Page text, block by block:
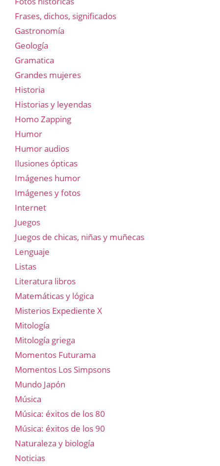
Frases, dichos, significados
Gastronomía
Geología
Gramatica
Grandes mujeres
Historia
Historias y leyendas
Homo Zapping
Humor
Humor audios
Ilusiones ópticas
Imágenes humor
Imágenes y fotos
Internet
Juegos
Juegos de chicas, niñas y muñecas
Lenguaje
Listas
Literatura libros
Matemáticas y lógica
Misterios Expediente X
Mitología
Mitología griega
Momentos Futurama
Momentos Los Simpsons
Mundo Japón
Música
Música: éxitos de los 80
Música: éxitos de los 90
Naturaleza y biología
Noticias